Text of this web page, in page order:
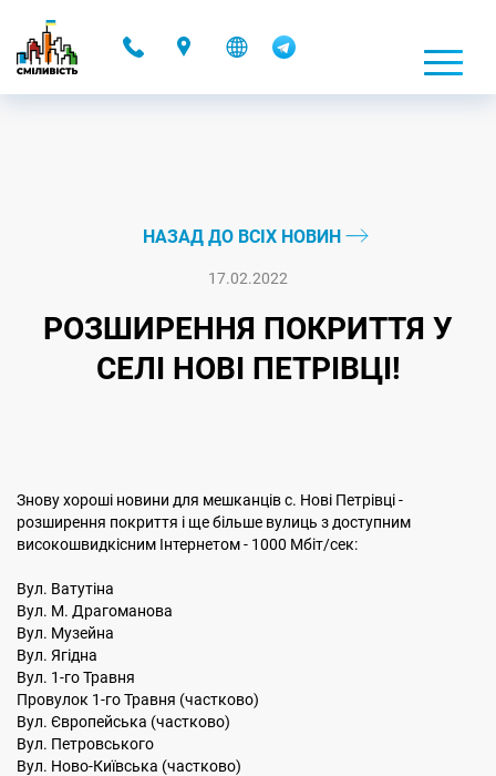
НАЗАД ДО ВСІХ НОВИН
17.02.2022
РОЗШИРЕННЯ ПОКРИТТЯ У
СЕЛІ НОВІ ПЕТРІВЦІ!
Знову хороші новини для мешканців с. Нові Петрівці -
розширення покриття і ще більше вулиць з доступним
високошвидкісним Інтернетом - 1000 Мбіт/сек:
Вул. Ватутіна
Вул. М. Драгоманова
Вул. Музейна
Вул. Ягідна
Вул. 1-го Травня
Провулок 1-го Травня (частково)
Вул. Європейська (частково)
Вул. Петровського
Вул. Ново-Київська (частково)